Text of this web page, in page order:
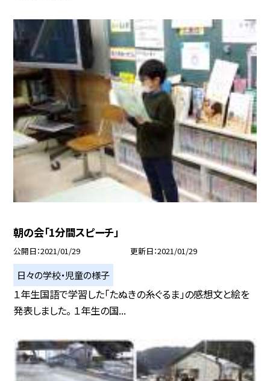
朝の会「1分間スピーチ」
公開日 2021/01/29 更新日 2021/01/29
日々の学校・児童の様子
１年生国語で学習した「たぬきの糸ぐるま」の感想文と絵を
発表しました。 １年生の国...